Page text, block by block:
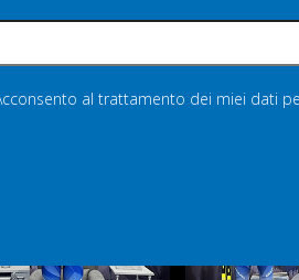
al trattamento dei miei dati